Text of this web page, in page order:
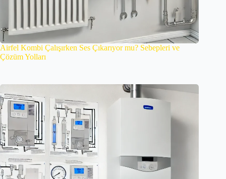
Airfel Kombi Çalışırken Ses Çıkarıyor mu? Sebepleri ve
Çözüm Yolları